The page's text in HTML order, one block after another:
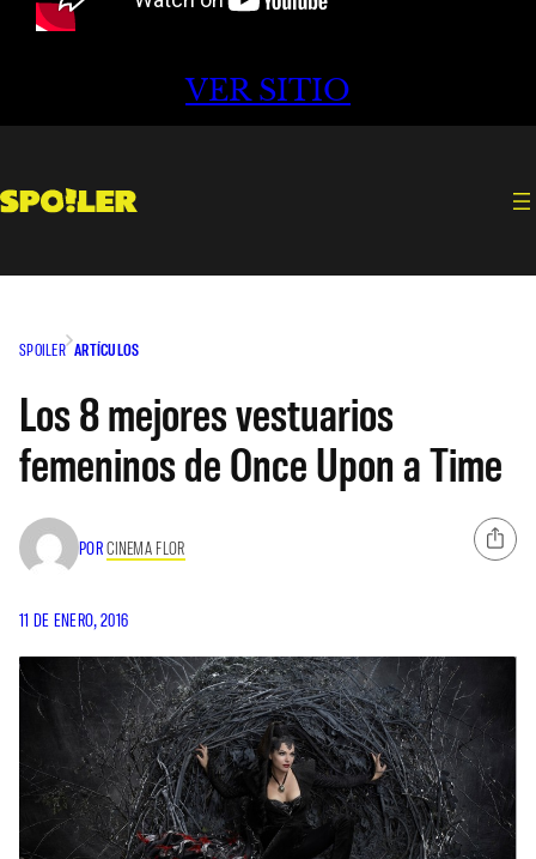
VER SITIO
SPOILER ARTÍCULOS
Los 8 mejores vestuarios
femeninos de Once Upon a Time
PORCINEMA FLOR
11 DE ENERO, 2016